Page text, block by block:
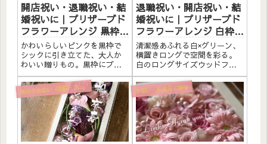
開店祝い・退職祝い・結
婚祝いに｜プリザーブド
フラワーアレンジ 黒枠
〈ピンク〉文字入れ
かわいらしいピンクを黒枠で
シックに引き立てた、大人か
わいい贈りもの。黒枠にプリ
ザーブドフラワーと造花をた
っぷりアレンジしました。ア
クリルプレートへのメッセー
ジ入れ無料。自立するので壁
かけでも置き型でも飾れま
す。こんな方へ開店祝い・サ
ロンオー...
退職祝い・開店祝い・結
婚祝いに｜プリザーブド
フラワーアレンジ 白枠ロ
ング横置き〈白グリー
ン〉ゴールド文字入れ
清潔感あふれる白×グリーン、
横置きロングで空間を彩る。
白のロングサイズウッドフレ
ームに白とグリーンのプリザ
ーブドフラワーをたっぷりア
レンジ。横置きタイプで棚や
カウンターにそのまま飾れま
す。アクリルプレートへのゴ
ールド文字入れ付き（白文字
への...
長寿のお祝い（還暦・古希・喜寿・米寿） お祝い・記念日に贈る